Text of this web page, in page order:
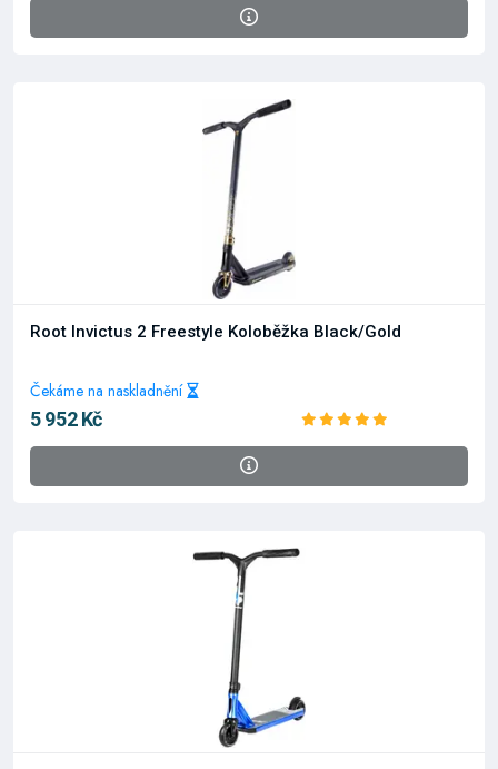
Root Invictus 2 Freestyle Koloběžka Black/Gold
Čekáme na naskladnění
5 952 Kč